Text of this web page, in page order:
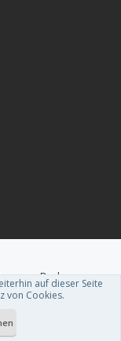
von xenDach
.
auf dieser Seite
von Cookies.